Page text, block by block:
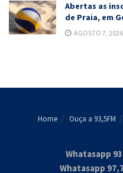
Abertas as
de Praia, em
AGOSTO 7, 2026
Home Ouça a 93,5FM
Whatasapp
Whatasapp